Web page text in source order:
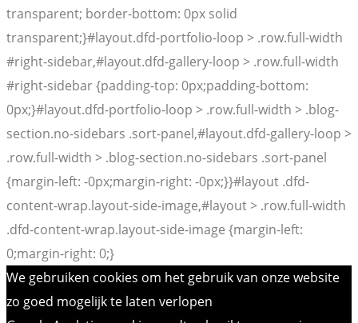
transparent; border-bottom: 0px solid
transparent;}#layout.dfd-portfolio-loop > .row.full-width
#right-sidebar,#layout.dfd-gallery-loop > .row.full-width
#right-sidebar {padding-top: 0px;padding-bottom:
0px;}#layout.dfd-portfolio-loop > .row.full-width > .blog-
section.no-sidebars .sort-panel,#layout.dfd-gallery-loop >
.row.full-width > .blog-section.no-sidebars .sort-panel
{margin-left: -0px;margin-right: -0px;}}#layout .dfd-
content-wrap.layout-side-image,#layout > .row.full-width
.dfd-content-wrap.layout-side-image {margin-left:
0;margin-right: 0;}
We gebruiken cookies om het gebruik van onze website
zo goed mogelijk te laten verlopen